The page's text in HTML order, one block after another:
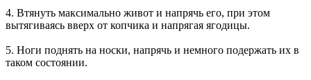
4. Втянуть максимально живот и напрячь его, при этом
вытягиваясь вверх от копчика и напрягая ягодицы.
5. Ноги поднять на носки, напрячь и немного подержать их в
таком состоянии.